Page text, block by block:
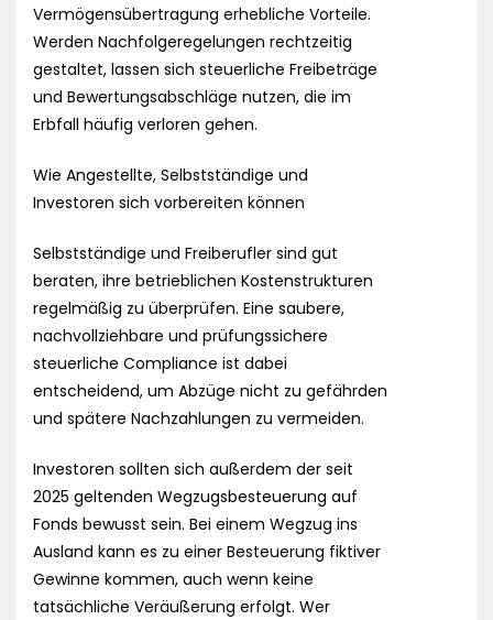
Vermögensübertragung erhebliche Vorteile.
Werden Nachfolgeregelungen rechtzeitig
gestaltet, lassen sich steuerliche Freibeträge
und Bewertungsabschläge nutzen, die im
Erbfall häufig verloren gehen.
Wie Angestellte, Selbstständige und
Investoren sich vorbereiten können
Selbstständige und Freiberufler sind gut
beraten, ihre betrieblichen Kostenstrukturen
regelmäßig zu überprüfen. Eine saubere,
nachvollziehbare und prüfungssichere
steuerliche Compliance ist dabei
entscheidend, um Abzüge nicht zu gefährden
und spätere Nachzahlungen zu vermeiden.
Investoren sollten sich außerdem der seit
2025 geltenden Wegzugsbesteuerung auf
Fonds bewusst sein. Bei einem Wegzug ins
Ausland kann es zu einer Besteuerung fiktiver
Gewinne kommen, auch wenn keine
tatsächliche Veräußerung erfolgt. Wer